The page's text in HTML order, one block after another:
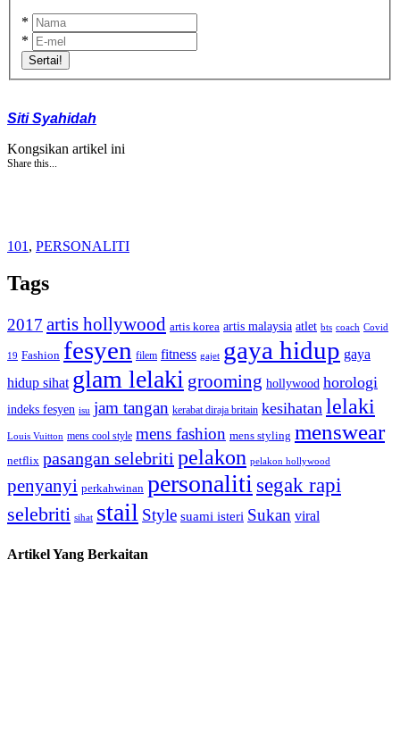
*
*
Sertai!
Siti Syahidah
Kongsikan artikel ini
Share this...
101 , PERSONALITI
Tags
2017 artis hollywood artis korea artis malaysia atlet bts coach Covid
19 Fashion fesyen filem fitness gajet gaya hidup gaya
hidup sihat glam lelaki grooming hollywood horologi
indeks fesyen isu jam tangan kerabat diraja britain kesihatan lelaki
Louis Vuitton mens cool style mens fashion mens styling menswear
netflix pasangan selebriti pelakon pelakon hollywood
penyanyi perkahwinan personalitisegak rapi
selebriti sihat stail Style suami isteri Sukan viral
Artikel Yang Berkaitan